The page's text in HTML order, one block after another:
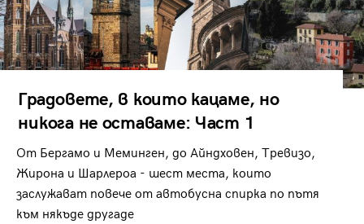
Градовете, в които кацаме, но
никога не оставаме: Част 1
От Бергамо и Меминген, до Айндховен, Тревизо,
Жирона и Шарлероа - шест места, които
заслужават повече от автобусна спирка по пътя
към някъде другаде